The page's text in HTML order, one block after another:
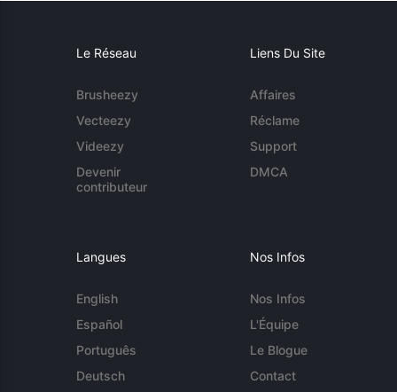
Le Réseau
Brusheezy
Vecteezy
Videezy
Devenir
contributeur
Liens Du Site
Affaires
Réclame
Support
DMCA
Langues
English
Español
Português
Deutsch
Nos Infos
Nos Infos
L'Équipe
Le Blogue
Contact